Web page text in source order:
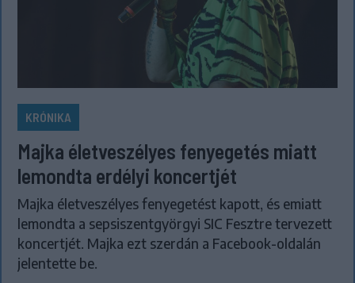
KRÓNIKA
Majka életveszélyes fenyegetés miatt
lemondta erdélyi koncertjét
Majka életveszélyes fenyegetést kapott, és emiatt
lemondta a sepsiszentgyörgyi SIC Fesztre tervezett
koncertjét. Majka ezt szerdán a Facebook-oldalán
jelentette be.